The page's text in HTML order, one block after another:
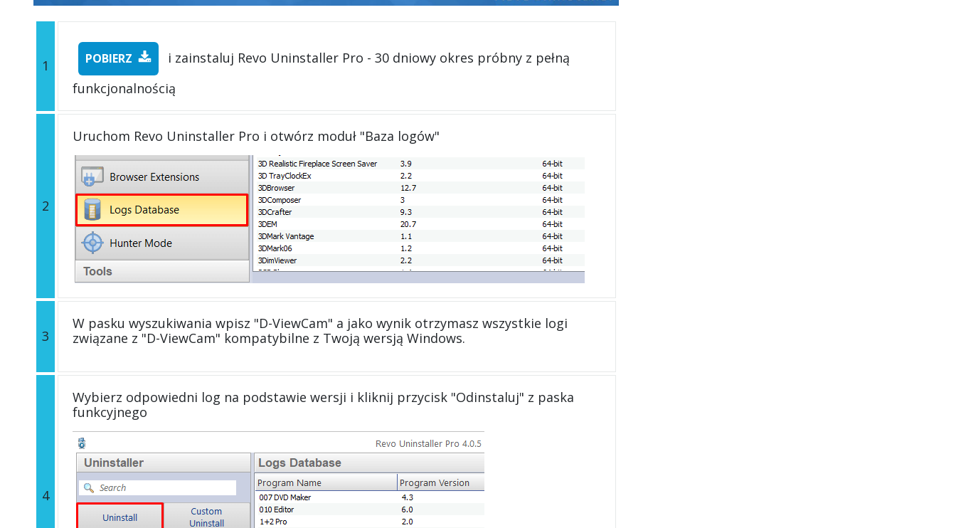
1 POBIERZ
i zainstaluj Revo Uninstaller Pro - 30 dniowy okres próbny z pełną
funkcjonalnością
2
Uruchom Revo Uninstaller Pro i otwórz moduł "Baza logów"
3
W pasku wyszukiwania wpisz "D-ViewCam" a jako wynik otrzymasz wszystkie logi
związane z "D-ViewCam" kompatybilne z Twoją wersją Windows.
4
Wybierz odpowiedni log na podstawie wersji i kliknij przycisk "Odinstaluj" z paska
funkcyjnego